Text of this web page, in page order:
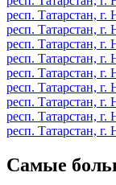
респ. Татарстан,
респ. Татарстан,
респ. Татарстан,
респ. Татарстан,
респ. Татарстан,
респ. Татарстан,
респ. Татарстан,
респ. Татарстан,
респ. Татарстан,
Самые